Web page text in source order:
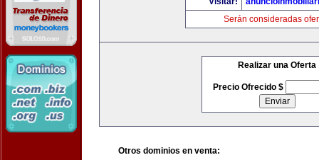
Serán consideradas
Realizar una Oferta
Precio Ofrecido $
Otros dominios en venta: